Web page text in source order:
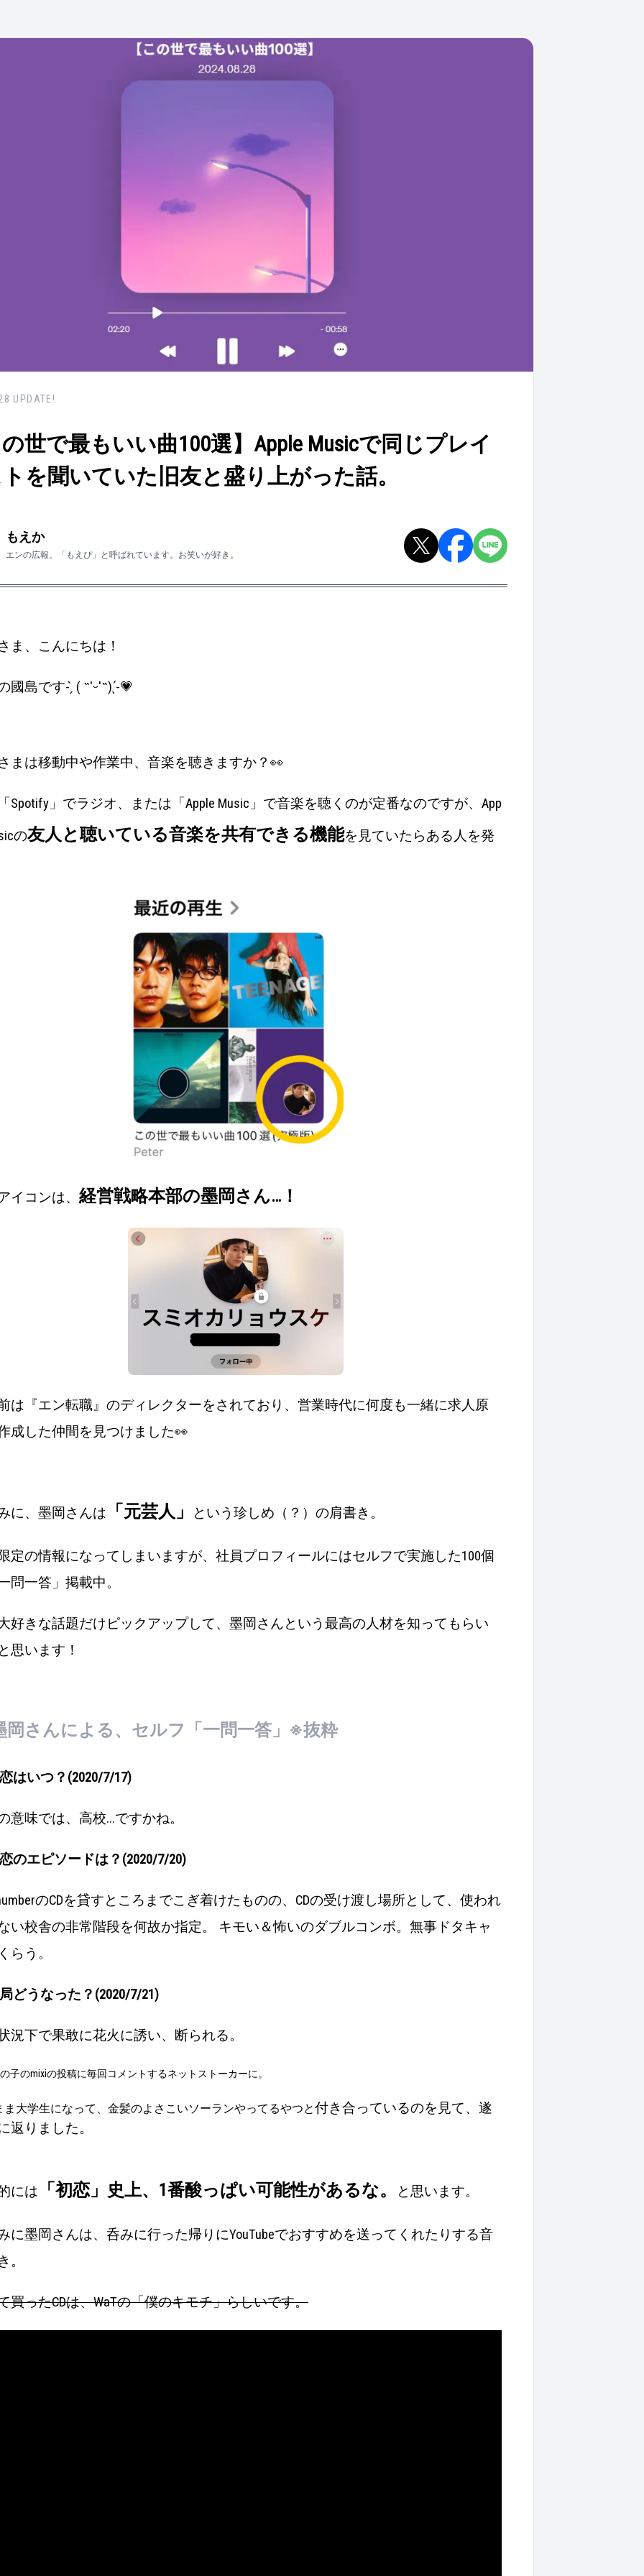
UPDATE!
世で最もいい曲100選】Apple Musicで同じプレイ
を聞いていた旧友と盛り上がった話。
もえか
エンの広報。「もえぴ」と呼ばれています。お笑いが好き。
ま、こんにちは！
國島です- ̗̀ ( ˶'ᵕ'˶) ̖́-💗
まは移動中や作業中、 音楽を聴きますか？👀
Spotify」でラジオ、または「Apple Music」で音楽を聴くのが定番なのですが、App
の友人と聴いている音楽を共有できる機能を見ていたらある人を発
イコンは、 経営戦略本部の墨岡さん…！
は『エン転職』のディレクターをされており、 営業時代に何度も一緒に求人原
成した仲間を見つけました👀
に、墨岡さんは 「元芸人」 という珍しめ（？）の肩書き。
定の情報になってしまいますが、社員プロフィールにはセルフで実施した100個
問一答」掲載中。
好きな話題だけピックアップして、墨岡さんという最高の人材を知ってもらい
思います！
岡さんによる、セルフ「一問一答」※抜粋
はいつ？(2020/7/17)
意味では、高校...ですかね。
のエピソードは？(2020/7/20)
のCDを貸すところまでこぎ着けたものの、 CDの受け渡し場所として、使われ
い校舎の非常階段を何故か指定。 キモい＆怖いのダブルコンボ。無事ドタキャ
らう。
どうなった？(2020/7/21)
況下で果敢に花火に誘い、断られる。
子のmixiの投稿に毎回コメントするネットストーカーに。
ま大学生になって、金髪のよさこいソーランやってるやつと付き合っているのを見て、遂
返りました。
には 「初恋」史上、1番酸っぱい可能性があるな。 と思います。
に墨岡さんは、呑みに行った帰りにYouTubeでおすすめを送ってくれたりする音
。
買ったCDは、WaTの「僕のキモチ」らしいです。